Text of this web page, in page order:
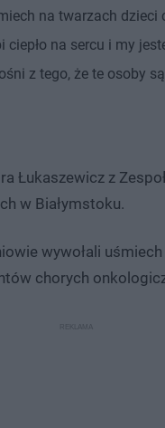
na twarzach dzieci
ciepło na sercu i my
z tego, że te osoby są
Łukaszewicz z
w Białymstoku.
wywołali
chorych